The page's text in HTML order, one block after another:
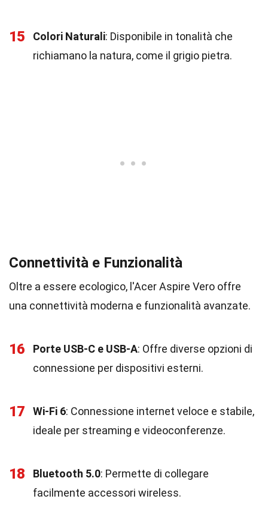
15 Colori Naturali: Disponibile in tonalità che
richiamano la natura, come il grigio pietra.
Connettività e Funzionalità
Oltre a essere ecologico, l'Acer Aspire Vero offre
una connettività moderna e funzionalità avanzate.
16 Porte USB-C e USB-A: Offre diverse opzioni di
connessione per dispositivi esterni.
17 Wi-Fi 6: Connessione internet veloce e stabile,
ideale per streaming e videoconferenze.
18 Bluetooth 5.0: Permette di collegare
facilmente accessori wireless.